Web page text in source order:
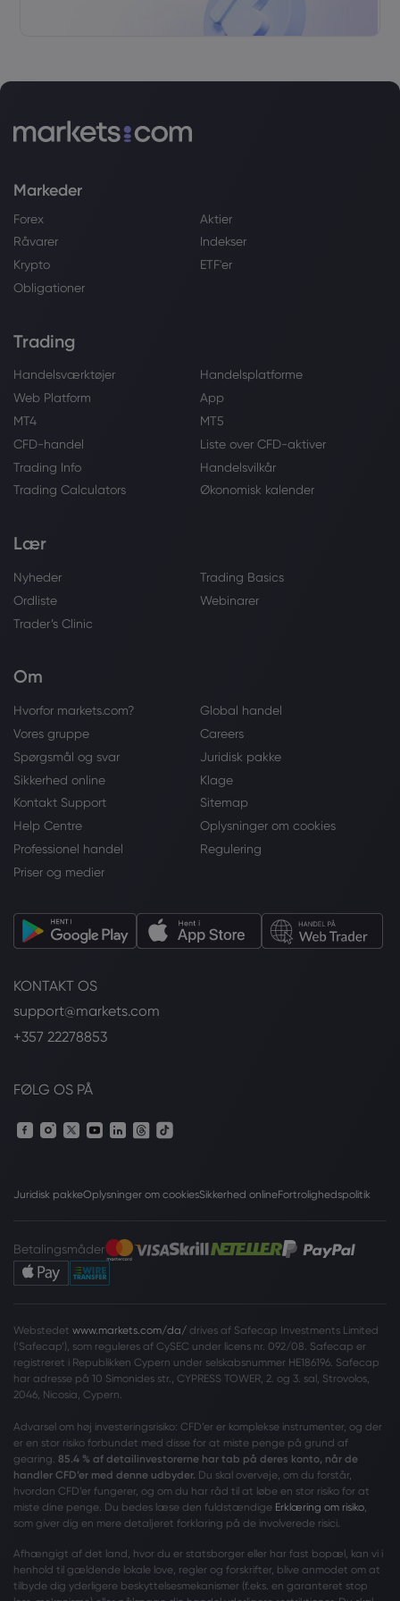
Markeder
Forex
Aktier
Råvarer
Indekser
Krypto
ETF'er
Obligationer
Trading
Handelsværktøjer
Handelsplatforme
Web Platform
App
MT4
MT5
CFD-handel
Liste over CFD-aktiver
Trading Info
Handelsvilkår
Trading Calculators
Økonomisk kalender
Lær
Nyheder
Trading Basics
Ordliste
Webinarer
Trader’s Clinic
Om
Hvorfor markets.com?
Global handel
Vores gruppe
Careers
Spørgsmål og svar
Juridisk pakke
Sikkerhed online
Klage
Kontakt Support
Sitemap
Help Centre
Oplysninger om cookies
Professionel handel
Regulering
Priser og medier
KONTAKT OS
support@markets.com
+357 22278853
FØLG OS PÅ
Juridisk pakkeOplysninger om cookiesSikkerhed onlineFortrolighedspolitik
Betalingsmåder
Webstedet www.markets.com/da/ drives af Safecap Investments Limited
(‘Safecap’), som reguleres af CySEC under licens nr. 092/08. Safecap er
registreret i Republikken Cypern under selskabsnummer HE186196. Safecap
har adresse på 10 Simonides str., CYPRESS TOWER, 2. og 3. sal, Strovolos,
2046, Nicosia, Cypern.
Advarsel om høj investeringsrisiko: CFD’er er komplekse instrumenter, og der
er en stor risiko forbundet med disse for at miste penge på grund af
gearing. 85.4 % af detailinvestorerne har tab på deres konto, når de
handler CFD’er med denne udbyder. Du skal overveje, om du forstår,
hvordan CFD’er fungerer, og om du har råd til at løbe en stor risiko for at
miste dine penge. Du bedes læse den fuldstændige Erklæring om risiko
som giver dig en mere detaljeret forklaring på de involverede risici.
Afhængigt af det land, hvor du er statsborger eller har fast bopæl, kan vi i
henhold til gældende lokale love, regler og forskrifter, blive anmodet om at
tilbyde dig yderligere beskyttelsesmekanismer (f.eks. en garanteret stop